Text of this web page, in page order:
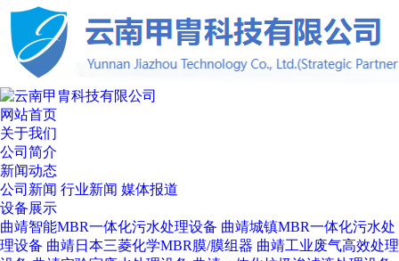
网站首页
关于我们
公司简介
新闻动态
公司新闻 行业新闻 媒体报道
设备展示
曲靖智能MBR一体化污水处理设备 曲靖城镇MBR一体化污水处
理设备 曲靖日本三菱化学MBR膜/膜组器 曲靖工业废气高效处理